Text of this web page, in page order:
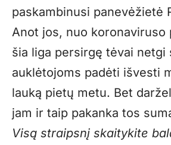
paskambinusi panevėžietė
Anot jos, nuo koronaviruso
šia liga persirgę tėvai netgi
auklėtojoms padėti išvesti
lauką pietų metu. Bet
jam ir taip pakanka tos
Visą straipsnį skaitykite